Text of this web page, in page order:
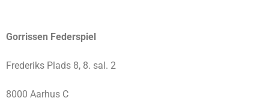
Gorrissen Federspiel
Frederiks Plads 8, 8. sal. 2
8000 Aarhus C